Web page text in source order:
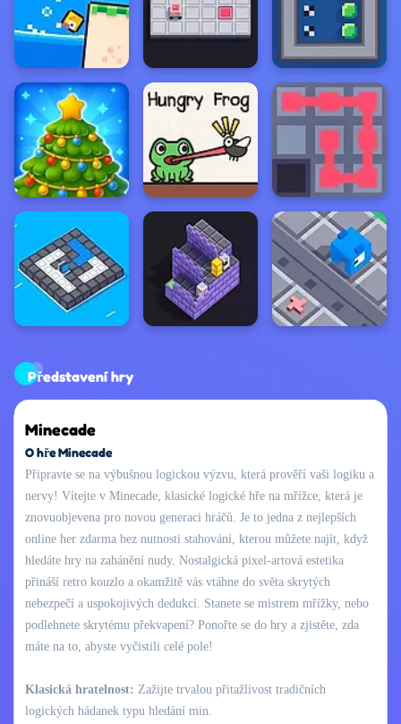
Představení hry
Minecade
O hře Minecade
Připravte se na výbušnou logickou výzvu, která prověří vaši logiku a
nervy! Vítejte v Minecade, klasické logické hře na mřížce, která je
znovuobjevena pro novou generaci hráčů. Je to jedna z nejlepších
online her zdarma bez nutnosti stahování, kterou můžete najít, když
hledáte hry na zahánění nudy. Nostalgická pixel-artová estetika
přináší retro kouzlo a okamžitě vás vtáhne do světa skrytých
nebezpečí a uspokojivých dedukcí. Stanete se mistrem mřížky, nebo
podlehnete skrytému překvapení? Ponořte se do hry a zjistěte, zda
máte na to, abyste vyčistili celé pole!
Klasická hratelnost: Zažijte trvalou přitažlivost tradičních
logických hádanek typu hledání min.